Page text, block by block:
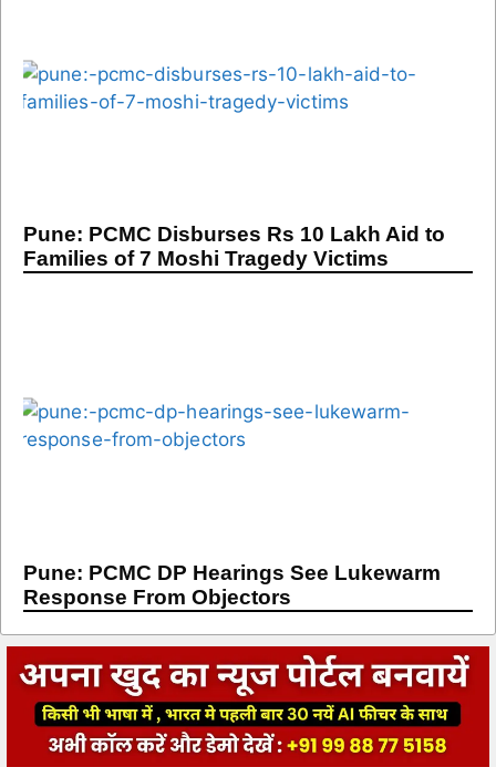
Pune: PCMC Disburses Rs 10 Lakh Aid to
Families of 7 Moshi Tragedy Victims
Pune: PCMC DP Hearings See Lukewarm
Response From Objectors